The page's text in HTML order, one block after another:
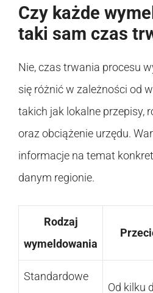
Czy każde
taki sam czas
Nie, czas trwania procesu
się różnić w zależności od
takich jak lokalne przepisy,
oraz obciążenie urzędu.
informacje na temat
danym regionie.
Rodzaj
wymeldowania
Standardowe
Od kilku